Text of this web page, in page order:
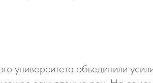
университета объединили